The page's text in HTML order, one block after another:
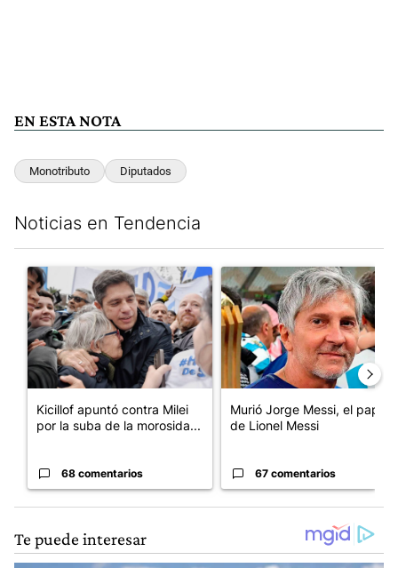
EN ESTA NOTA
Monotributo Diputados
Noticias en Tendencia
Un artículo de tendencia con el título "Kicillof apuntó contra
Kicillof apuntó contra Milei
por la suba de la morosida...
68 comentarios
Un artículo de tendencia con
Murió Jorge Messi, el papá
de Lionel Messi
67 comentarios